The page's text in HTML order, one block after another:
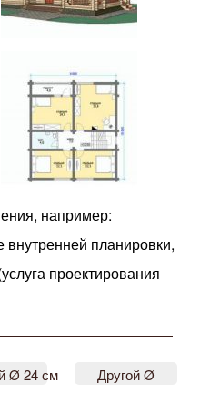
например:
планировки,
проектирования
Ø 24 см Другой Ø